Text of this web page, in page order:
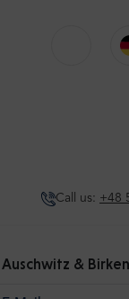
Call us: +48
Auschwitz &